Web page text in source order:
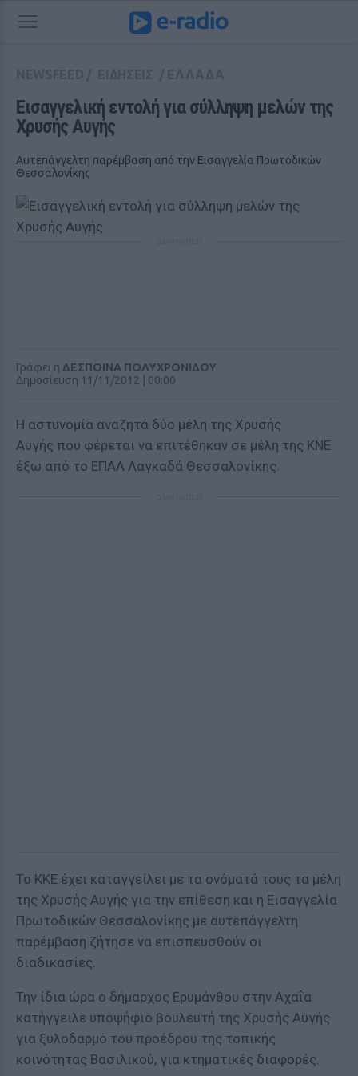
Εισαγγελική εντολή για σύλληψη μελών της
Χρυσής Αυγής
Αυτεπάγγελτη παρέμβαση από την Εισαγγελία Πρωτοδικών
Θεσσαλονίκης
Γράφει η ΔΕΣΠΟΙΝΑ ΠΟΛΥΧΡΟΝΙΔΟΥ
Δημοσίευση 11/11/2012 | 00:00
Η αστυνομία αναζητά δύο μέλη της Χρυσής
Αυγής που φέρεται να επιτέθηκαν σε μέλη της ΚΝΕ
έξω από το ΕΠΑΛ Λαγκαδά Θεσσαλονίκης.
Το ΚΚΕ έχει καταγγείλει με τα ονόματά τους τα μέλη
της Χρυσής Αυγής για την επίθεση και η Εισαγγελία
Πρωτοδικών Θεσσαλονίκης με αυτεπάγγελτη
παρέμβαση ζήτησε να επισπευσθούν οι
διαδικασίες.
Την ίδια ώρα ο δήμαρχος Ερυμάνθου στην Αχαΐα
κατήγγειλε υποψήφιο βουλευτή της Χρυσής Αυγής
για ξυλοδαρμό του προέδρου της τοπικής
κοινότητας Βασιλικού, για κτηματικές διαφορές.